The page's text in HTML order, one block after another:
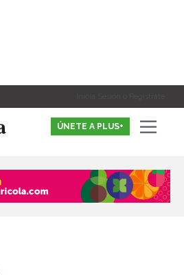
Inicia Sesión o Registrate
ÚNETE A PLUS+